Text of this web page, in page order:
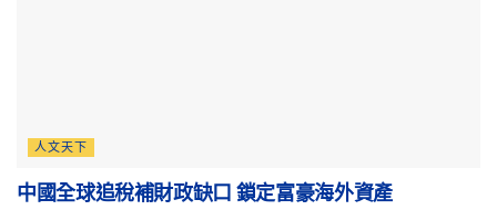
人文天下
中國全球追稅補財政缺口 鎖定富豪海外資產